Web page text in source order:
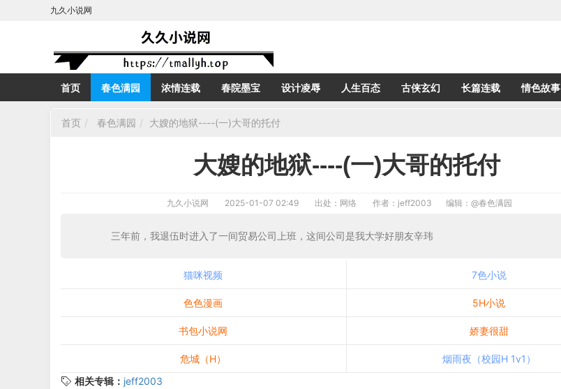
九久小说网
首页 春色满园 浓情连载 春院墨宝 设计凌辱 人生百态 古侠玄幻 长篇连载 情色故事
首页 春色满园 大嫂的地狱----(一)大哥的托付
大嫂的地狱----(一)大哥的托付
九久小说网 2025-01-07 02:49 出处：网络 作者：jeff2003 编辑： @春色满园
三年前，我退伍时进入了一间贸易公司上班，这间公司是我大学好朋友辛玮
猫咪视频 7色小说
色色漫画 5H小说
书包小说网 娇妻很甜
危城（H）
烟雨夜（校园H 1v1）
相关专辑： jeff2003